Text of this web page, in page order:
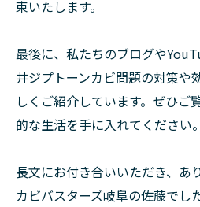
束いたします。
最後に、私たちのブログや
井ジプトーンカビ問題の対策や
しくご紹介しています。ぜひご
的な生活を手に入れてください。
長文にお付き合いいただき、あ
カビバスターズ岐阜の佐藤でした